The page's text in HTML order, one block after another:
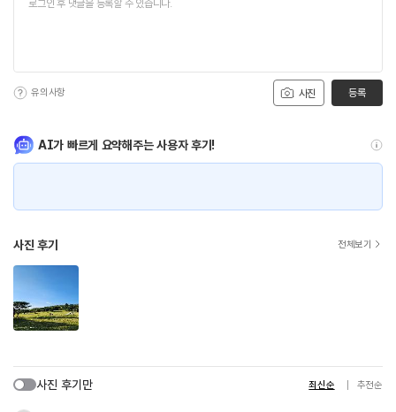
사진
유의사항 등록
AI가 빠르게 요약해주는 사용자 후기!
사진 후기 전체보기
사진 후기만 최신순 추천순